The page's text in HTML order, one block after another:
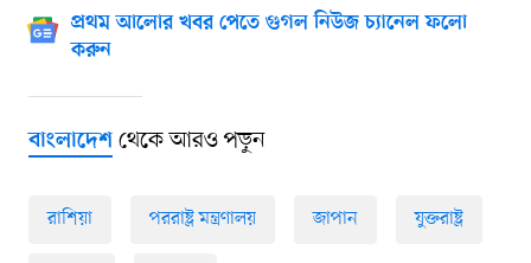
প্রথম আলোর খবর পেতে গুগল নিউজ চ্যানেল ফলো
করুন
বাংলাদেশথেকে আরও পড়ুন
রাশিয়া পররাষ্ট্র মন্ত্রণালয় জাপান যুক্তরাষ্ট্র